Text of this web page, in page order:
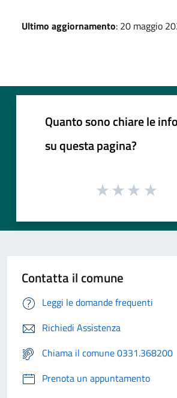
Ultimo aggiornamento: 20 maggio
Quanto sono chiare le
su questa pagina?
Contatta il comune
Leggi le domande frequenti
Richiedi Assistenza
Chiama il comune 0331.368200
Prenota un appuntamento